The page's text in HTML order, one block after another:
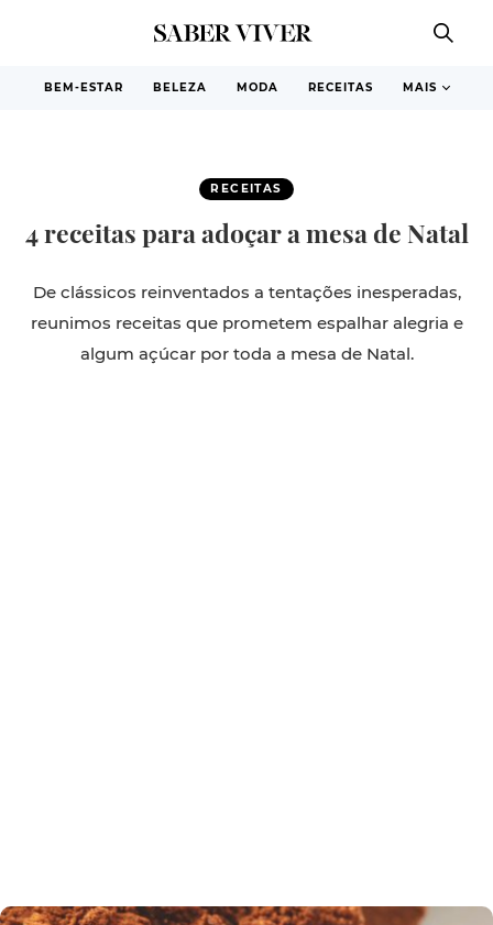
BEM-ESTAR BELEZA MODA RECEITAS MAIS
RECEITAS
4 receitas para adoçar a mesa de Natal
De clássicos reinventados a tentações inesperadas,
reunimos receitas que prometem espalhar alegria e
algum açúcar por toda a mesa de Natal.